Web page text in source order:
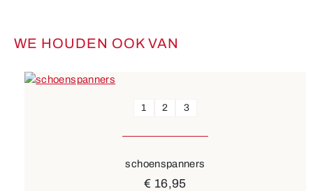
Productgalerij overslaan
WE HOUDEN OOK VAN
1 2 3
schoenspanners
€ 16,95